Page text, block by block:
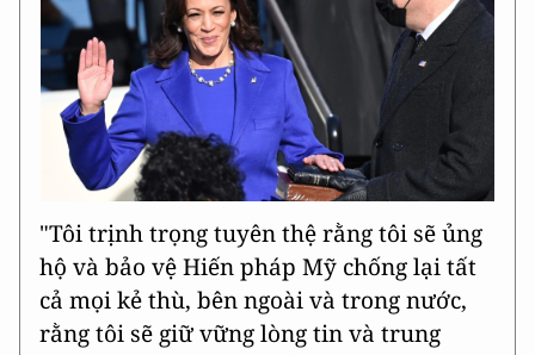
"Tôi trịnh trọng tuyên thệ rằng tôi sẽ ủng
hộ và bảo vệ Hiến pháp Mỹ chống lại tất
cả mọi kẻ thù, bên ngoài và trong nước,
rằng tôi sẽ giữ vững lòng tin và trung